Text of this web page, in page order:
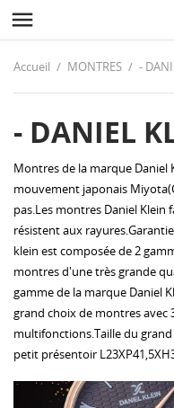

Accueil MONTRES -
- DANIEL
Montres de la marque
mouvement japonais
pas.Les montres Daniel Klein
résistent aux
klein est composée de 2
montres d'une très grande
gamme de la marque Daniel
grand choix de montres avec
multifonctions.Taille du grand
petit présentoir